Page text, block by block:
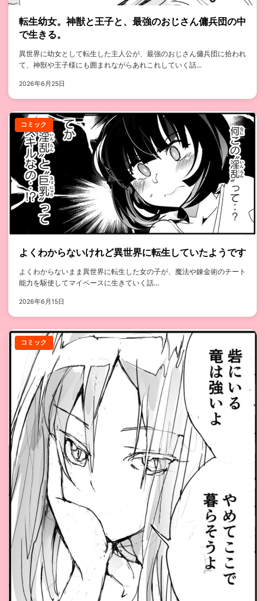
転生幼女。神獣と王子と、最強のおじさん傭兵団の中
で生きる。
異世界に幼女として転生した主人公が、最強のおじさん傭兵団に拾われ
て、神獣や王子様にも囲まれながらあれこれしていく話...
2026年6月25日
コミック
よくわからないけれど異世界に転生していたようです
よくわからないまま異世界に転生した女の子が、魔法や錬金術のチート
能力を駆使してマイペースに生きていく話...
2026年6月15日
コミック